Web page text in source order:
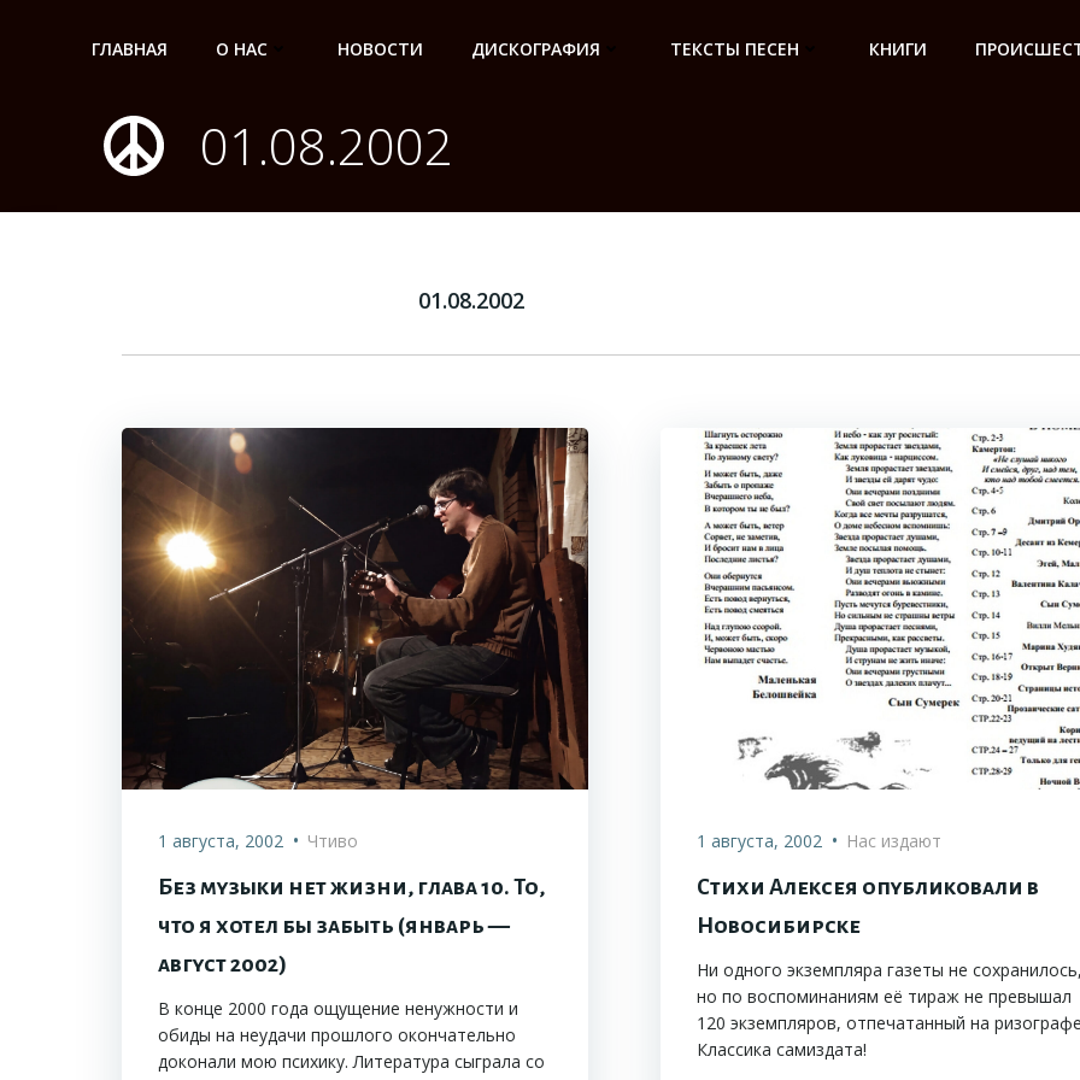
ГЛАВНАЯ О НАС НОВОСТИ ДИСКОГРАФИЯ ТЕКСТЫ ПЕСЕН КНИГИ
01.08.2002
01.08.2002
1 августа, 2002 • Чтиво
Без музыки нет жизни, глава 10. То,
что я хотел бы забыть (январь —
август 2002)
В конце 2000 года ощущение ненужности и
обиды на неудачи прошлого окончательно
доконали мою психику. Литература сыграла со
1 августа, 2002 • Нас издают
Стихи Алексея опубликовали в
Новосибирске
Ни одного экземпляра газеты не
но по воспоминаниям её тираж не превышал
120 экземпляров, отпечатанный на
Классика самиздата!